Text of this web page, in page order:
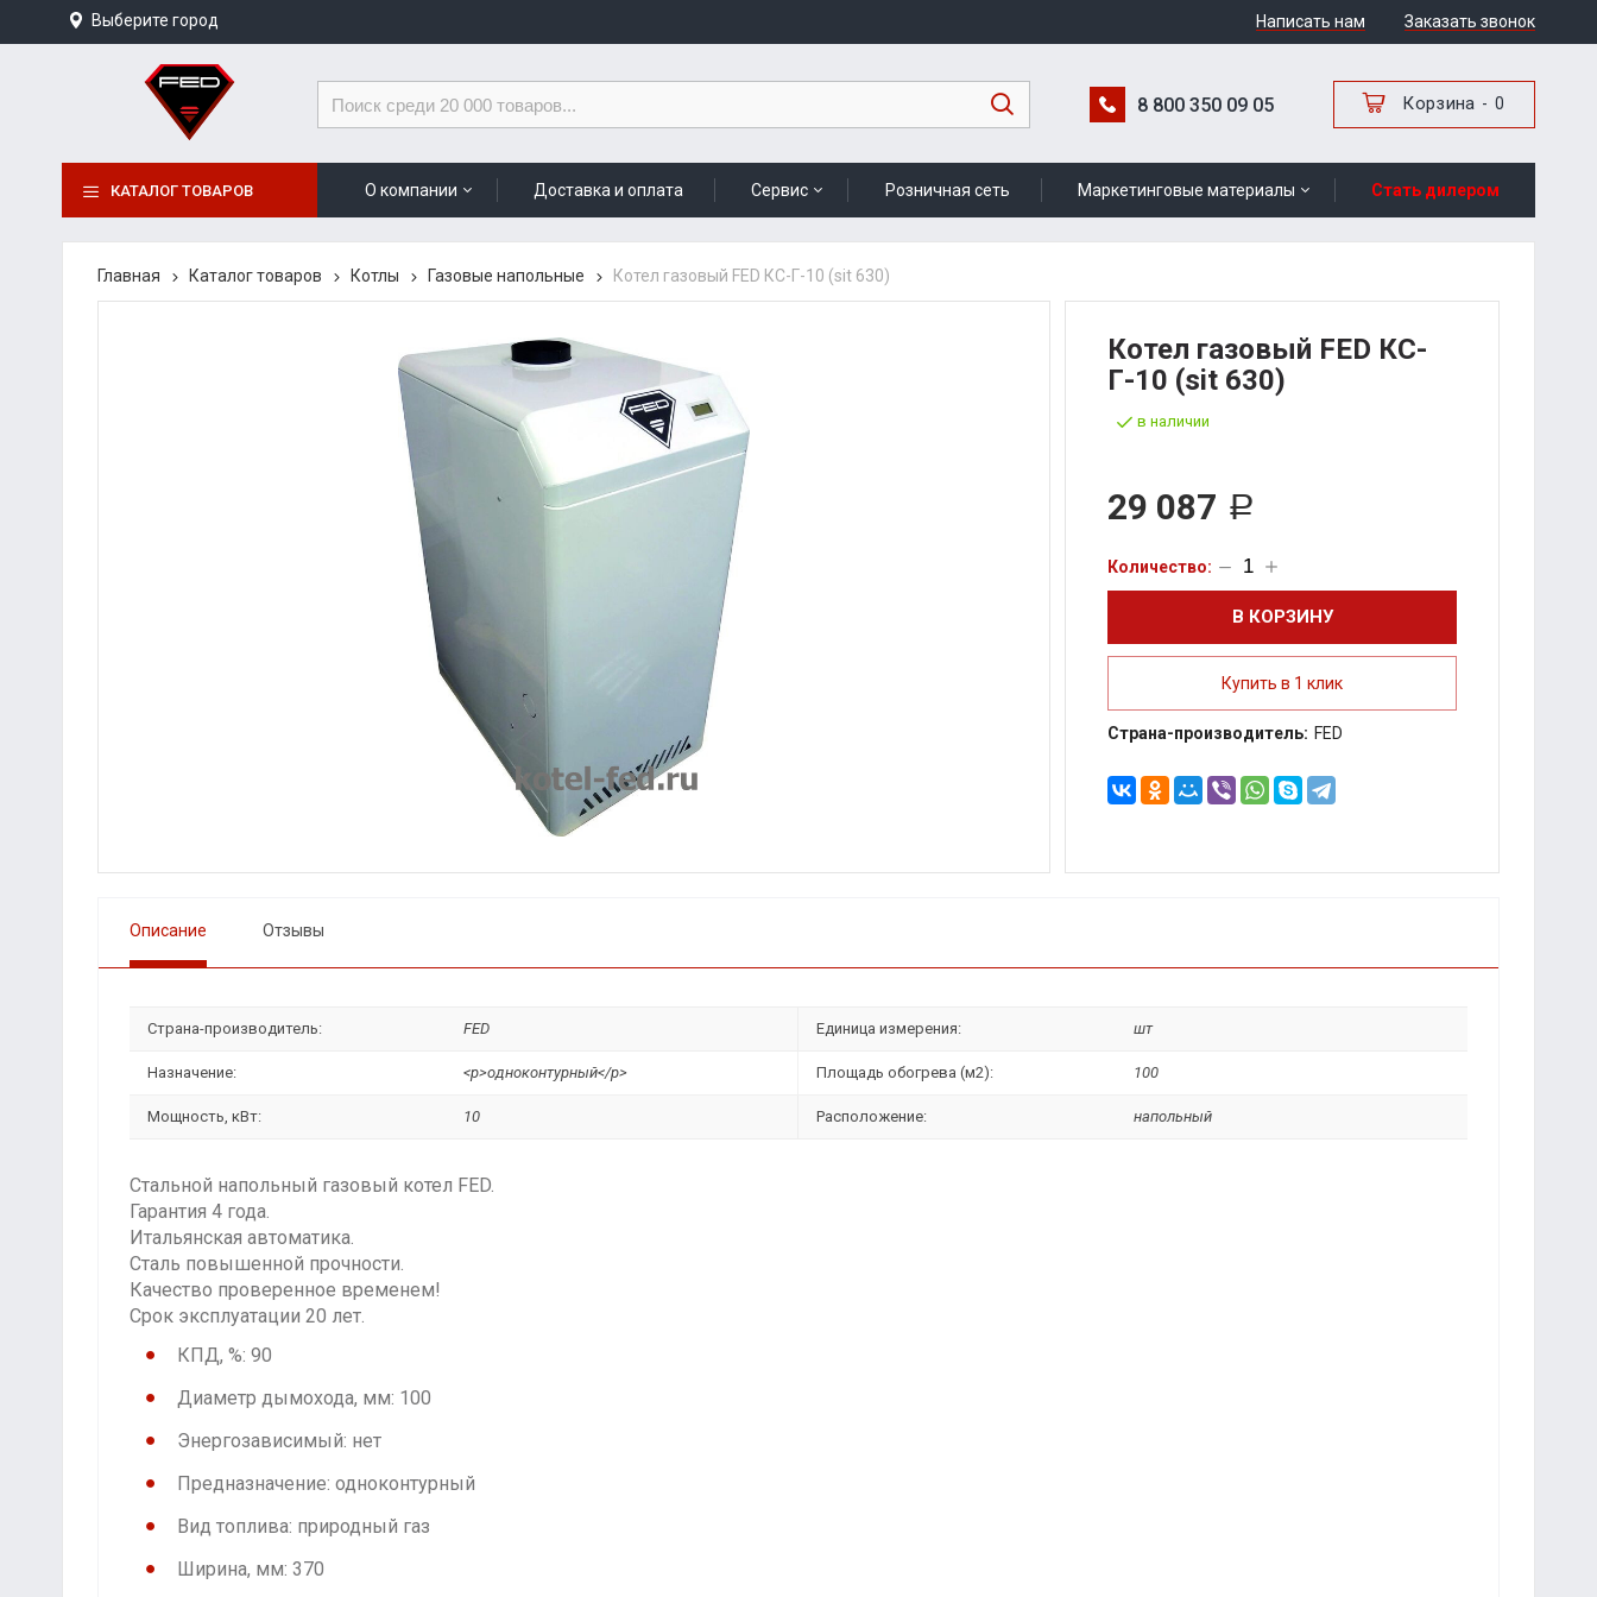
Написать нам Заказать звонок
Выберите город
8 800 350 09 05 Корзина 0
КАТАЛОГ ТОВАРОВ О компании Доставка и оплата Сервис Розничная сеть Маркетинговые материалы Стать дилером
Главная Каталог товаров Котлы Газовые напольные Котел газовый FED КС-Г-10 (sit 630)
Котел газовый FED КС-
Г-10 (sit 630)
в наличии
29 087 Р
В КОРЗИНУ
Купить в 1 клик
Страна-производитель: FED
Описание Отзывы
Страна-производитель: FED Единица измерения: шт
Назначение: <p>одноконтурный</p> Площадь обогрева (м2): 100
Мощность, кВт: 10 Расположение: напольный
Стальной напольный газовый котел FED.
Гарантия 4 года.
Итальянская автоматика.
Сталь повышенной прочности.
Качество проверенное временем!
Срок эксплуатации 20 лет.
КПД, %: 90
Диаметр дымохода, мм: 100
Энергозависимый: нет
Предназначение: одноконтурный
Вид топлива: природный газ
Ширина, мм: 370